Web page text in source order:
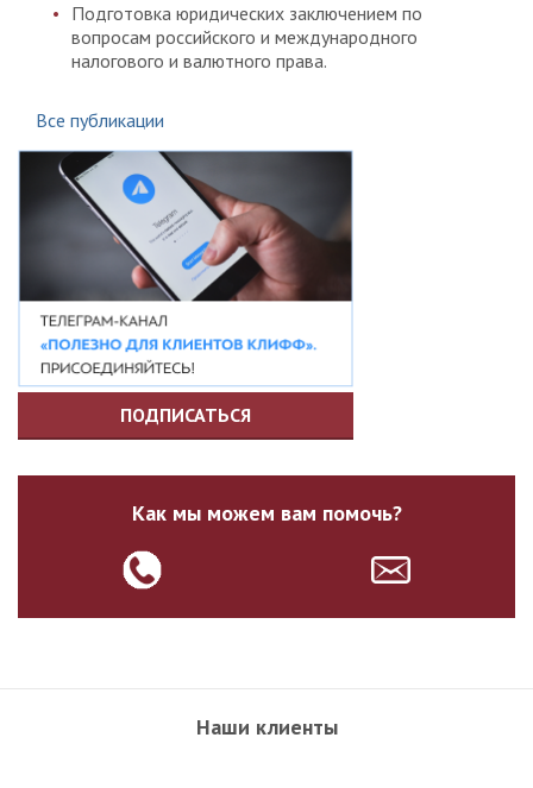
Подготовка юридических заключением по
вопросам российского и международного
налогового и валютного права.
Все публикации
ПОДПИСАТЬСЯ
Как мы можем вам помочь?
Наши клиенты